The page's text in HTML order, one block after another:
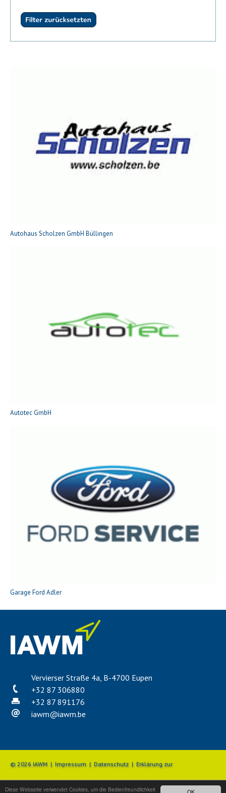
Diese Webseite verwendet Cookies, um die Bedienfreundlichkeit
Autohaus Scholzen GmbH Büllingen
Autotec GmbH
Garage Ford Adler
Vervierser Straße 4a, B-4700 Eupen
+32 87 306880
+32 87 891176
iawm@iawm.be
© 2026 IAWM | Impressum| Datenschutz| Erklärung zur